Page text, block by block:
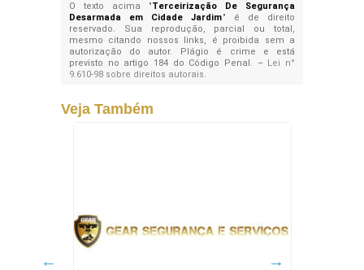
O texto acima "Terceirização De Segurança
Desarmada em Cidade Jardim" é de direito
reservado. Sua reprodução, parcial ou total,
mesmo citando nossos links, é proibida sem a
autorização do autor. Plágio é crime e está
previsto no artigo 184 do Código Penal. – Lei n°
9.610-98 sobre direitos autorais.
Veja Também